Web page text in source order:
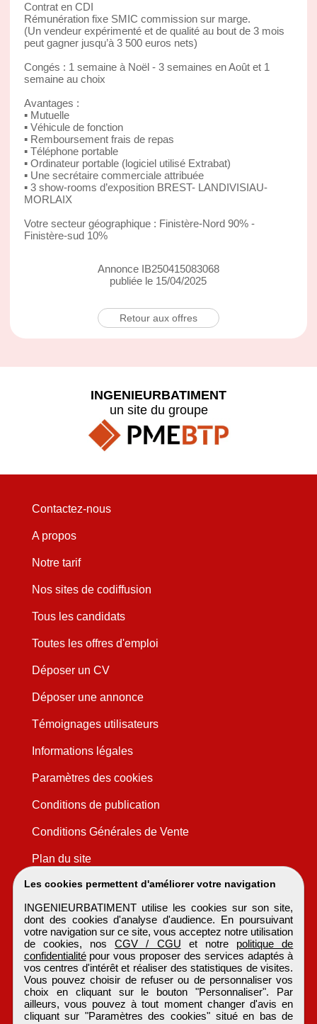
Contrat en CDI
Rémunération fixe SMIC commission sur marge.
(Un vendeur expérimenté et de qualité au bout de 3 mois
peut gagner jusqu’à 3 500 euros nets)
Congés : 1 semaine à Noël - 3 semaines en Août et 1
semaine au choix
Avantages :
▪ Mutuelle
▪ Véhicule de fonction
▪ Remboursement frais de repas
▪ Téléphone portable
▪ Ordinateur portable (logiciel utilisé Extrabat)
▪ Une secrétaire commerciale attribuée
▪ 3 show-rooms d’exposition BREST- LANDIVISIAU-
MORLAIX
Votre secteur géographique : Finistère-Nord 90% -
Finistère-sud 10%
Annonce IB250415083068
publiée le 15/04/2025
Retour aux offres
Les cookies permettent d'améliorer votre navigation
INGENIEURBATIMENT utilise les cookies sur son site,
dont des cookies d'analyse d'audience. En poursuivant
votre navigation sur ce site, vous acceptez notre utilisation
de cookies, nosCGV / CGU et notre politique de
confidentialitépour vous proposer des services adaptés à
vos centres d'intérêt et réaliser des statistiques de visites.
Vous pouvez choisir de refuser ou de personnaliser vos
choix en cliquant sur le bouton "Personnaliser". Par
ailleurs, vous pouvez à tout moment changer d'avis en
cliquant sur "Paramètres des cookies" situé en bas de
INGENIEURBATIMENT
un site du groupe
Contactez-nous
A propos
Notre tarif
Nos sites de codiffusion
Tous les candidats
Toutes les offres d'emploi
Déposer un CV
Déposer une annonce
Témoignages utilisateurs
Informations légales
Paramètres des cookies
Conditions de publication
Conditions Générales de Vente
Plan du site